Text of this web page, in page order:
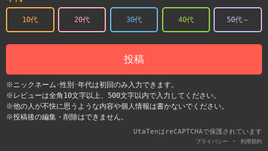
10代 20代 30代 40代 50代～
投稿
※ニックネーム･性別･年代は初回のみ入力できます。
※レビューは全角10文字以上、500文字以内で入力してください。
※他の人が不快に思うような内容や個人情報は書かないでください。
※投稿後の編集・削除はできません。
UtaTenはreCAPTCHAで保護されています
プライバシー - 利用契約